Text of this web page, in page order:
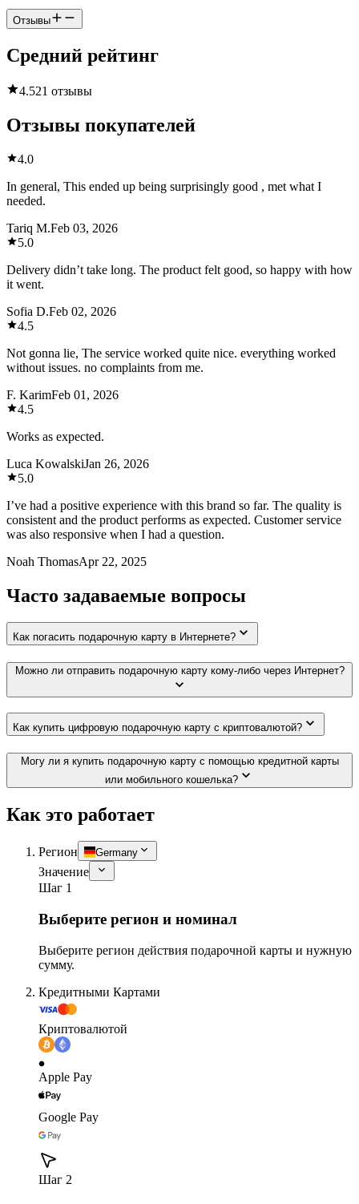
Отзывы
Средний рейтинг
4.521 отзывы
Отзывы покупателей
4.0
In general, This ended up being surprisingly good , met what I
needed.
Tariq M.Feb 03, 2026
5.0
Delivery didn’t take long. The product felt good, so happy with how
it went.
Sofia D.Feb 02, 2026
4.5
Not gonna lie, The service worked quite nice. everything worked
without issues. no complaints from me.
F. KarimFeb 01, 2026
4.5
Works as expected.
Luca KowalskiJan 26, 2026
5.0
I’ve had a positive experience with this brand so far. The quality is
consistent and the product performs as expected. Customer service
was also responsive when I had a question.
Noah ThomasApr 22, 2025
Часто задаваемые вопросы
Как погасить подарочную карту в Интернете?
Можно ли отправить подарочную карту кому-либо через Интернет?
Как купить цифровую подарочную карту с криптовалютой?
Могу ли я купить подарочную карту с помощью кредитной карты
или мобильного кошелька?
Как это работает
Регион Germany
Значение
Шаг 1
Выберите регион и номинал
Выберите регион действия подарочной карты и нужную
сумму.
Кредитными Картами
Криптовалютой
Apple Pay
Google Pay
Шаг 2